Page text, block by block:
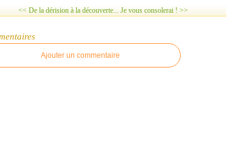
<< De la dérision à la découverte... Je vous consolerai ! >>
Ajouter un commentaire